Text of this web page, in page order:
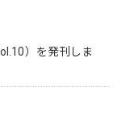
）を発刊しま